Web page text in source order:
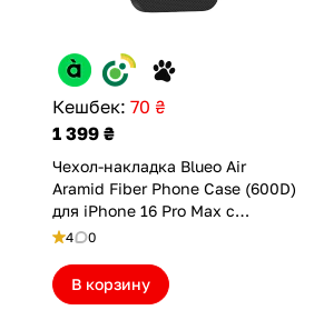
Кешбек: 70 ₴
1 399 ₴
Чехол-накладка Blueo Air
Aramid Fiber Phone Case (600D)
для iPhone 16 Pro Max с
MagSafe Black (BL059-
4 0
В корзину